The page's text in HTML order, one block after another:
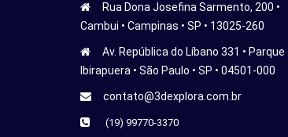
Rua Dona Josefina Sarmento, 200 •
Cambui • Campinas • SP • 13025-260
Av. República do Líbano 331 • Parque
Ibirapuera • São Paulo • SP • 04501-000
contato@3dexplora.com.br
(19) 99770-3370